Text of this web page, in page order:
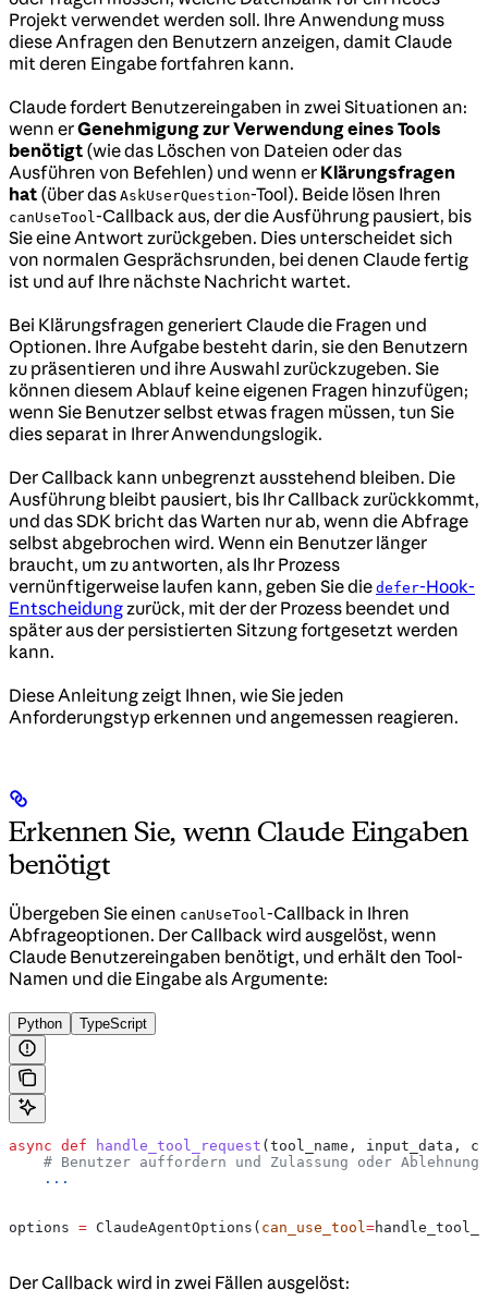
Projekt verwendet werden soll. Ihre Anwendung muss
diese Anfragen den Benutzern anzeigen, damit Claude
mit deren Eingabe fortfahren kann.
Claude fordert Benutzereingaben in zwei Situationen an:
wenn erGenehmigung zur Verwendung eines Tools
benötigt (wie das Löschen von Dateien oder das
Ausführen von Befehlen) und wenn er Klärungsfragen
hat (über das AskUserQuestion-Tool). Beide lösen Ihren
canUseTool-Callback aus, der die Ausführung pausiert, bis
Sie eine Antwort zurückgeben. Dies unterscheidet sich
von normalen Gesprächsrunden, bei denen Claude fertig
ist und auf Ihre nächste Nachricht wartet.
Bei Klärungsfragen generiert Claude die Fragen und
Optionen. Ihre Aufgabe besteht darin, sie den Benutzern
zu präsentieren und ihre Auswahl zurückzugeben. Sie
können diesem Ablauf keine eigenen Fragen hinzufügen;
wenn Sie Benutzer selbst etwas fragen müssen, tun Sie
dies separat in Ihrer Anwendungslogik.
Der Callback kann unbegrenzt ausstehend bleiben. Die
Ausführung bleibt pausiert, bis Ihr Callback zurückkommt,
und das SDK bricht das Warten nur ab, wenn die Abfrage
selbst abgebrochen wird. Wenn ein Benutzer länger
braucht, um zu antworten, als Ihr Prozess
vernünftigerweise laufen kann, geben Sie die defer-Hook-
Entscheidungzurück, mit der der Prozess beendet und
später aus der persistierten Sitzung fortgesetzt werden
kann.
Diese Anleitung zeigt Ihnen, wie Sie jeden
Anforderungstyp erkennen und angemessen reagieren.
Erkennen Sie, wenn Claude Eingaben
benötigt
Übergeben Sie einen canUseTool-Callback in Ihren
Abfrageoptionen. Der Callback wird ausgelöst, wenn
Claude Benutzereingaben benötigt, und erhält den Tool-
Namen und die Eingabe als Argumente:
Python TypeScript
async def handle_tool_request ( tool_name , input_data ,
# Benutzer auffordern und Zulassung oder Ablehnung
    ...
options = ClaudeAgentOptions( can_use_tool=
Der Callback wird in zwei Fällen ausgelöst: